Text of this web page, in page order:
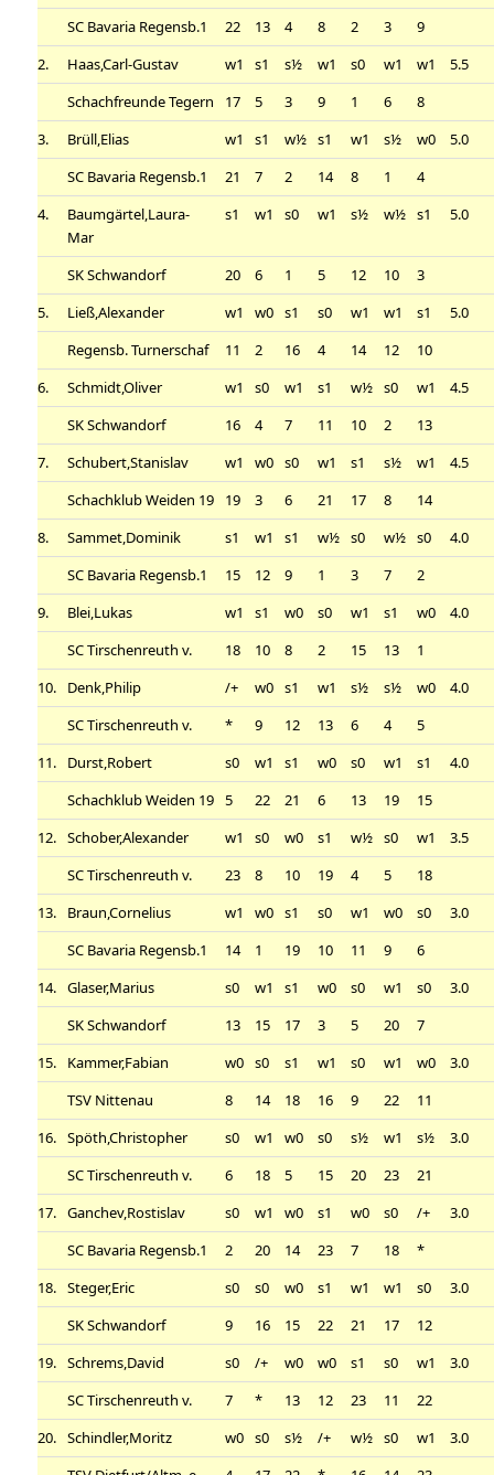
SC Bavaria Regensb.1
22 13 4 8 2 3
9
2.
Haas,Carl-Gustav w1 s1 s½ w1 s0 w1 w1
5.5
Schachfreunde Tegern
17 5 3 9 1 6
8
3.
Brüll,Elias w1 s1 w½ s1 w1 s½ w0
5.0
SC Bavaria Regensb.1
21 7 2 14 8 1
4
4.
Baumgärtel,Laura-
Mar
s1 w1 s0 w1 s½ w½ s1 5.0
SK Schwandorf 20 6 1 5 12 10
3
5.
Ließ,Alexander w1 w0 s1 s0 w1 w1 s1
5.0
Regensb. Turnerschaf
11 2 16 4 14 12
10
6.
Schmidt,Oliver w1 s0 w1 s1 w½ s0 w1
4.5
SK Schwandorf
16 4 7 11 10 2
13
7.
Schubert,Stanislav w1 w0 s0 w1 s1 s½ w1
4.5
Schachklub Weiden 19
19 3 6 21 17 8
14
8.
Sammet,Dominik s1 w1 s1 w½ s0 w½ s0
4.0
SC Bavaria Regensb.1
15 12 9 1 3 7
2
9.
Blei,Lukas w1 s1 w0 s0 w1 s1 w0
4.0
SC Tirschenreuth v.
18 10 8 2 15 13
1
10.
Denk,Philip /+ w0 s1 w1 s½ s½ w0
4.0
SC Tirschenreuth v.
* 9 12 13 6 4
5
11.
Durst,Robert s0 w1 s1 w0 s0 w1 s1
4.0
Schachklub Weiden 19 5 22 21 6 13 19
15
12. Schober,Alexander w1 s0 w0 s1 w½ s0 w1
3.5
SC Tirschenreuth v.
23 8 10 19 4 5
18
13.
Braun,Cornelius w1 w0 s1 s0 w1 w0 s0
3.0
SC Bavaria Regensb.1
14 1 19 10 11 9
6
14. Glaser,Marius s0 w1 s1 w0 s0 w1 s0
3.0
SK Schwandorf
13 15 17 3 5 20
7
15.
Kammer,Fabian w0 s0 s1 w1 s0 w1 w0
3.0
TSV Nittenau
8 14 18 16 9 22
11
16. Spöth,Christopher s0 w1 w0 s0 s½ w1 s½
3.0
SC Tirschenreuth v.
6 18 5 15 20 23
21
17. Ganchev,Rostislav s0 w1 w0 s1 w0 s0 /+
3.0
SC Bavaria Regensb.1
2 20 14 23 7 18
*
18. Steger,Eric s0 s0 w0 s1 w1 w1 s0
3.0
SK Schwandorf
9 16 15 22 21 17
12
19. Schrems,David s0 /+ w0 w0 s1 s0 w1
3.0
SC Tirschenreuth v.
7 * 13 12 23 11
22
20. Schindler,Moritz w0 s0 s½ /+ w½ s0 w1
3.0